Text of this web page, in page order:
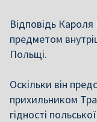
Відповідь
предметом
Польщі.
Оскільки він
прихильником
гідності